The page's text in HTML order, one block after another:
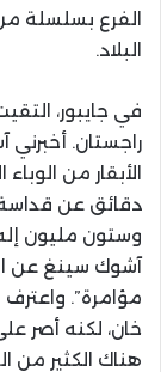
الفرع بسلسلة
البلاد.
في جايبور،
راجستان.
الأبقار من
دقائق عن قداسة
وستون مليون
آشوك سينغ عن
مؤامرة”.
خان، لكنه أصر
هناك الكثير من